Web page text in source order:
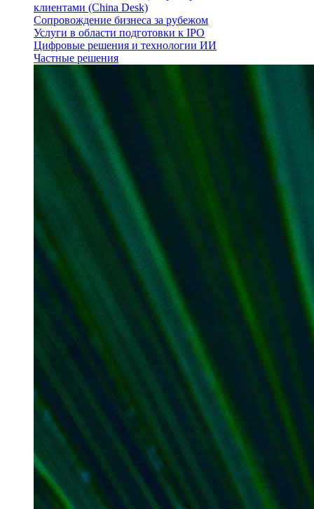
клиентами (China Desk)
Сопровождение бизнеса за рубежом
Услуги в области подготовки к IPO
Цифровые решения и технологии ИИ
Частные решения